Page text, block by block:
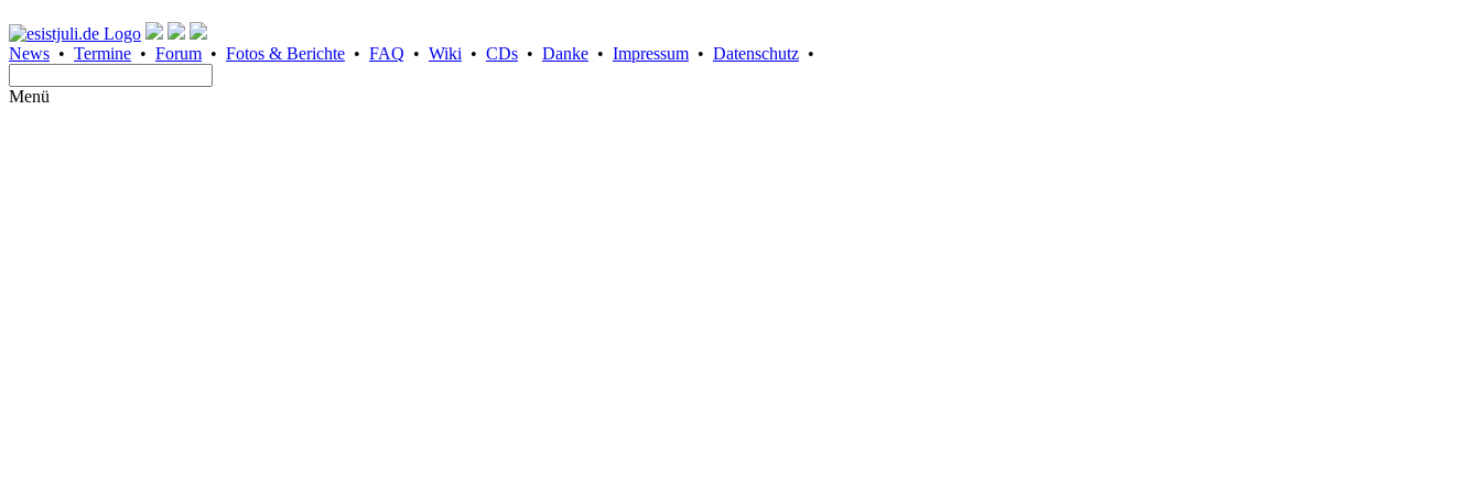
News • Termine • Forum • Fotos & Berichte • FAQ • Wiki • CDs • Danke • Impressum • Datenschutz •
Menü